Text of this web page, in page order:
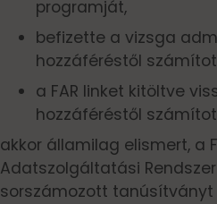
programját,
befizette a vizsga
hozzáféréstől
a FAR linket kitöltve
hozzáféréstől
akkor államilag elismert, a
Adatszolgáltatási
sorszámozott tanúsítványt